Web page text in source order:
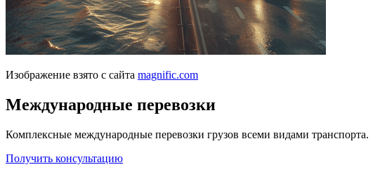
Изображение взято с сайта magnific.com
Международные перевозки
Комплексные международные перевозки грузов всеми видами транспорта.
Получить консультацию